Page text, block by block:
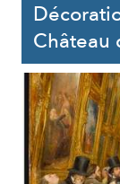
Château